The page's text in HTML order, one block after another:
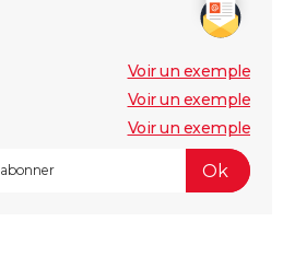
Voir un exemple
Voir un exemple
Voir un exemple